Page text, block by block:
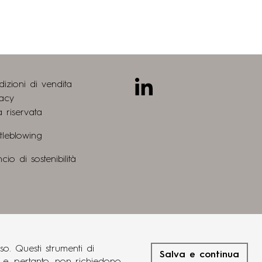
di vendita
riservata
di sostenibilità
Linkedin
grucciadesign.
eng fra
deu
Questi strumenti di
Salva e continua